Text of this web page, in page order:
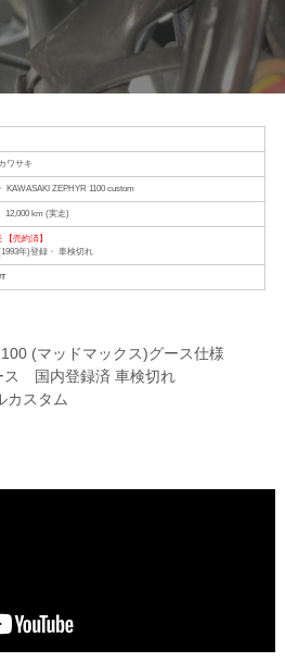
ワサキ
KAWASAKI ZEPHYR 1100 custom
12,000 km (実走)
【売約済】
年)登録・ 車検切れ
(マッドマックス)グース仕様
ス 国内登録済 車検切れ
カスタム